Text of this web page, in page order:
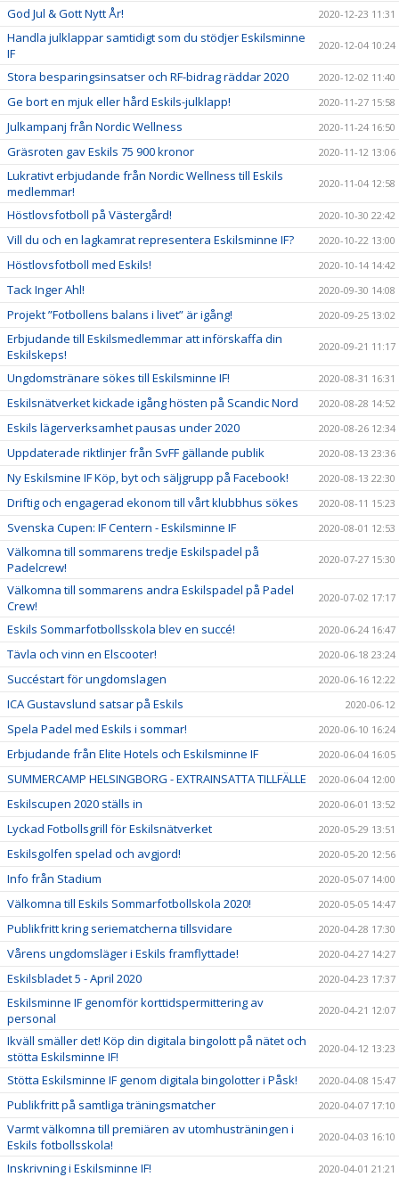
God Jul & Gott Nytt År! 2020-12-23 11:31
Handla julklappar samtidigt som du stödjer Eskilsminne
IF
2020-12-04 10:24
Stora besparingsinsatser och RF-bidrag räddar 2020 2020-12-02 11:40
Ge bort en mjuk eller hård Eskils-julklapp! 2020-11-27 15:58
Julkampanj från Nordic Wellness 2020-11-24 16:50
Gräsroten gav Eskils 75 900 kronor 2020-11-12 13:06
Lukrativt erbjudande från Nordic Wellness till Eskils
medlemmar!
2020-11-04 12:58
Höstlovsfotboll på Västergård! 2020-10-30 22:42
Vill du och en lagkamrat representera Eskilsminne IF? 2020-10-22 13:00
Höstlovsfotboll med Eskils! 2020-10-14 14:42
Tack Inger Ahl! 2020-09-30 14:08
Projekt ”Fotbollens balans i livet” är igång! 2020-09-25 13:02
Erbjudande till Eskilsmedlemmar att införskaffa din
Eskilskeps!
2020-09-21 11:17
Ungdomstränare sökes till Eskilsminne IF! 2020-08-31 16:31
Eskilsnätverket kickade igång hösten på Scandic Nord 2020-08-28 14:52
Eskils lägerverksamhet pausas under 2020 2020-08-26 12:34
Uppdaterade riktlinjer från SvFF gällande publik 2020-08-13 23:36
Ny Eskilsmine IF Köp, byt och säljgrupp på Facebook! 2020-08-13 22:30
Driftig och engagerad ekonom till vårt klubbhus sökes 2020-08-11 15:23
Svenska Cupen: IF Centern - Eskilsminne IF 2020-08-01 12:53
Välkomna till sommarens tredje Eskilspadel på
Padelcrew!
2020-07-27 15:30
Välkomna till sommarens andra Eskilspadel på Padel
Crew!
2020-07-02 17:17
Eskils Sommarfotbollsskola blev en succé! 2020-06-24 16:47
Tävla och vinn en Elscooter! 2020-06-18 23:24
Succéstart för ungdomslagen 2020-06-16 12:22
ICA Gustavslund satsar på Eskils 2020-06-12
Spela Padel med Eskils i sommar! 2020-06-10 16:24
Erbjudande från Elite Hotels och Eskilsminne IF 2020-06-04 16:05
SUMMERCAMP HELSINGBORG - EXTRAINSATTA TILLFÄLLE 2020-06-04 12:00
Eskilscupen 2020 ställs in 2020-06-01 13:52
Lyckad Fotbollsgrill för Eskilsnätverket 2020-05-29 13:51
Eskilsgolfen spelad och avgjord! 2020-05-20 12:56
Info från Stadium 2020-05-07 14:00
Välkomna till Eskils Sommarfotbollskola 2020! 2020-05-05 14:47
Publikfritt kring seriematcherna tillsvidare 2020-04-28 17:30
Vårens ungdomsläger i Eskils framflyttade! 2020-04-27 14:27
Eskilsbladet 5 - April 2020 2020-04-23 17:37
Eskilsminne IF genomför korttidspermittering av
personal
2020-04-21 12:07
Ikväll smäller det! Köp din digitala bingolott på nätet och
stötta Eskilsminne IF!
2020-04-12 13:23
Stötta Eskilsminne IF genom digitala bingolotter i Påsk! 2020-04-08 15:47
Publikfritt på samtliga träningsmatcher 2020-04-07 17:10
Varmt välkomna till premiären av utomhusträningen i
Eskils fotbollsskola!
2020-04-03 16:10
Inskrivning i Eskilsminne IF! 2020-04-01 21:21